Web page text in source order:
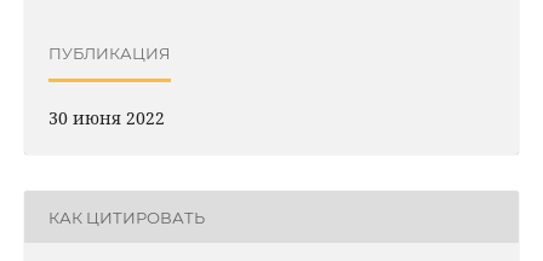
ПУБЛИКАЦИЯ
30 июня 2022
КАК ЦИТИРОВАТЬ